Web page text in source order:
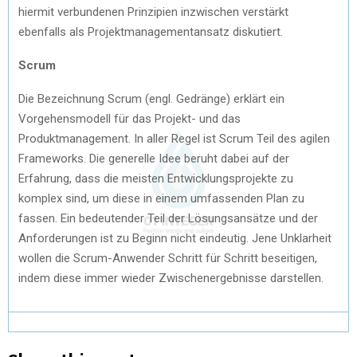
hiermit verbundenen Prinzipien inzwischen verstärkt
ebenfalls als Projektmanagementansatz diskutiert.
Scrum
Die Bezeichnung Scrum (engl. Gedränge) erklärt ein
Vorgehensmodell für das Projekt- und das
Produktmanagement. In aller Regel ist Scrum Teil des agilen
Frameworks. Die generelle Idee beruht dabei auf der
Erfahrung, dass die meisten Entwicklungsprojekte zu
komplex sind, um diese in einem umfassenden Plan zu
fassen. Ein bedeutender Teil der Lösungsansätze und der
Anforderungen ist zu Beginn nicht eindeutig. Jene Unklarheit
wollen die Scrum-Anwender Schritt für Schritt beseitigen,
indem diese immer wieder Zwischenergebnisse darstellen.